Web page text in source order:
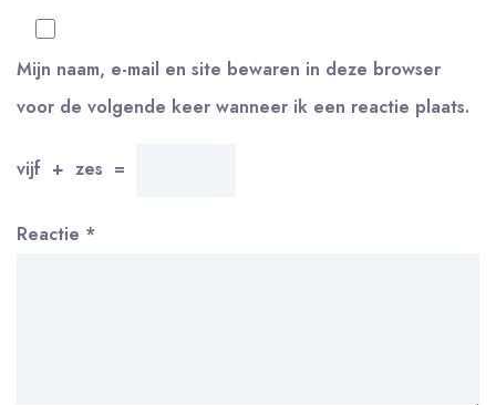
Mijn naam, e-mail en site bewaren in deze browser
voor de volgende keer wanneer ik een reactie plaats.
vijf + zes =
Reactie *